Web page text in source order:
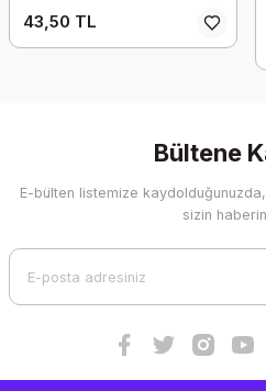
43,50 TL
Bültene
E-bülten listemize
sizin